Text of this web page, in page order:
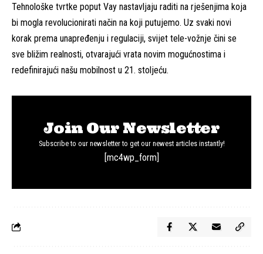
Tehnološke tvrtke poput Vay nastavljaju raditi na rješenjima koja
bi mogla revolucionirati način na koji putujemo. Uz svaki novi
korak prema unapređenju i regulaciji, svijet tele-vožnje čini se
sve bližim realnosti, otvarajući vrata novim mogućnostima i
redefinirajući našu mobilnost u 21. stoljeću.
Join Our Newsletter
Subscribe to our newsletter to get our newest articles instantly!
[mc4wp_form]